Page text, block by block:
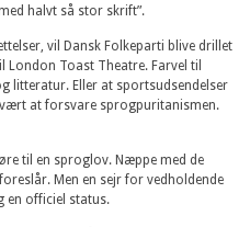
halvt så stor skrift”.
vil Dansk Folkeparti blive drillet
London Toast Theatre. Farvel til
litteratur. Eller at sportsudsendelser
at forsvare sprogpuritanismen.
til en sproglov. Næppe med de
Men en sejr for vedholdende
en officiel status.